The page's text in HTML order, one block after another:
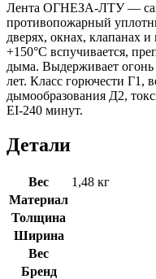
Лента ОГНЕЗА-ЛТУ —
противопожарный
дверях, окнах, клапанах
+150°С вспучивается,
дыма. Выдерживает
лет. Класс горючести Г1,
дымообразования Д2,
EI-240 минут.
Детали
Вес
1,48 кг
Материал
Толщина
Ширина
Вес
Бренд